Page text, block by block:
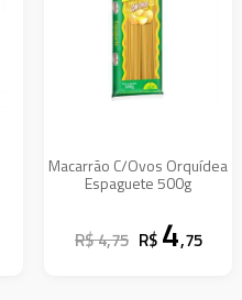
Macarrão C/Ovos Orquídea
Espaguete 500g
R$ 4,75 R$ 4,75